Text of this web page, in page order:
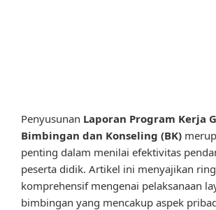
Penyusunan Laporan Program Kerja
Bimbingan dan Konseling (BK)
penting dalam menilai efektivitas
peserta didik. Artikel ini menyajikan
komprehensif mengenai pelaksanaan
bimbingan yang mencakup aspek